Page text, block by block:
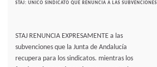
STAJ: UNICO SINDICATO QUE RENUNCIA A LAS SUBVENCIONES
STAJ RENUNCIA EXPRESAMENTE a las
subvenciones que la Junta de Andalucía
recupera para los sindicatos. mientras los